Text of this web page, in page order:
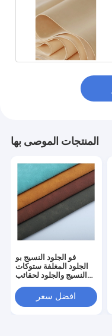
المنتجات الموصى بها
فو الجلود النسيج بو
الجلود المغلفة ستوكات
النسيج والجلود لحقائب
افضل سعر